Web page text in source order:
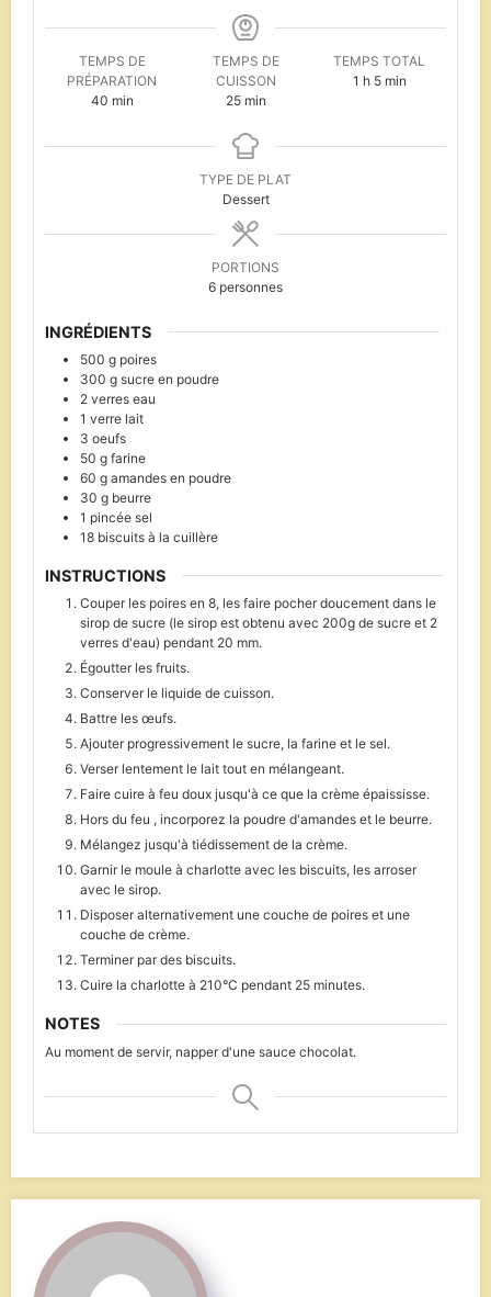
TEMPS DE
PRÉPARATION
40minutes
min
TEMPS DE
CUISSON
25minutes
min
TEMPS TOTAL
1 heure
h 5minutes
min
TYPE DE PLAT
Dessert
PORTIONS
6 personnes
INGRÉDIENTS
500 g poires
300 g sucre en poudre
2 verres eau
1 verre lait
3 oeufs
50 g farine
60 g amandes en poudre
30 g beurre
1 pincée sel
18 biscuits à la cuillère
INSTRUCTIONS
Couper les poires en 8, les faire pocher doucement dans le
sirop de sucre (le sirop est obtenu avec 200g de sucre et 2
verres d'eau) pendant 20 mm.
Égoutter les fruits.
Conserver le liquide de cuisson.
Battre les œufs.
Ajouter progressivement le sucre, la farine et le sel.
Verser lentement le lait tout en mélangeant.
Faire cuire à feu doux jusqu'à ce que la crème épaississe.
Hors du feu , incorporez la poudre d'amandes et le beurre.
Mélangez jusqu'à tiédissement de la crème.
Garnir le moule à charlotte avec les biscuits, les arroser
avec le sirop.
Disposer alternativement une couche de poires et une
couche de crème.
Terminer par des biscuits.
Cuire la charlotte à 210°C pendant 25 minutes.
NOTES
Au moment de servir, napper d'une sauce chocolat.